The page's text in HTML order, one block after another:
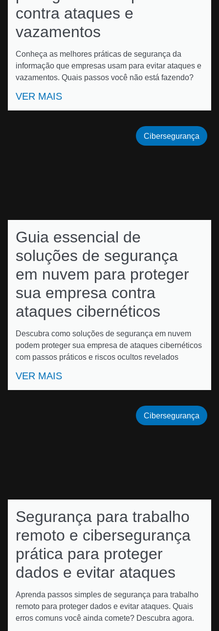
contra ataques e
vazamentos
Conheça as melhores práticas de segurança da
informação que empresas usam para evitar ataques e
vazamentos. Quais passos você não está fazendo?
VER MAIS
Guia essencial de
soluções de segurança
em nuvem para proteger
sua empresa contra
ataques cibernéticos
Descubra como soluções de segurança em nuvem
podem proteger sua empresa de ataques cibernéticos
com passos práticos e riscos ocultos revelados
VER MAIS
Cibersegurança
Segurança para trabalho
remoto e cibersegurança
prática para proteger
dados e evitar ataques
Aprenda passos simples de segurança para trabalho
remoto para proteger dados e evitar ataques. Quais
erros comuns você ainda comete? Descubra agora.
Cibersegurança